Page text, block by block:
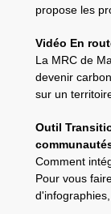
propose les
Vidéo En
La MRC de
devenir
sur un
Outil
Comment
Pour vous
d'infographies,